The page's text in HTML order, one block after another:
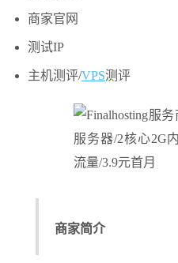
商家官网
测试IP
主机测评/VPS测评
商家简介